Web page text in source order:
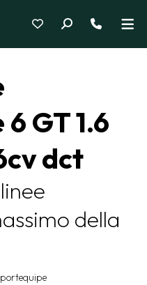
GT 1.6
dct
della